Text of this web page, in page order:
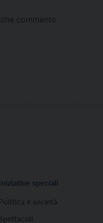
commento.
Iniziative speciali
Politica e società